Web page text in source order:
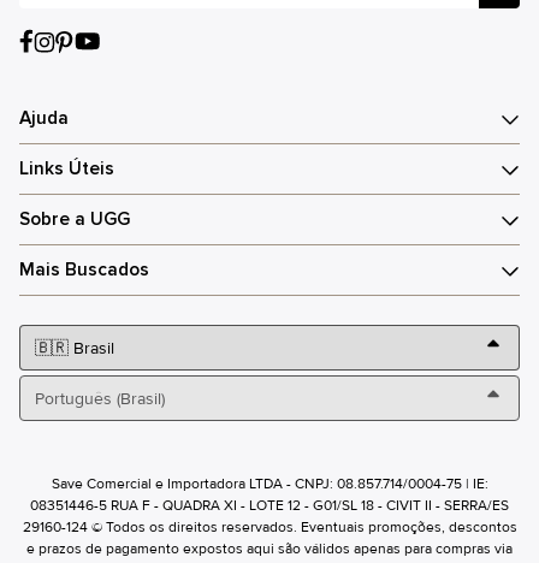
Ajuda
Links Úteis
Sobre a UGG
Mais Buscados
Save Comercial e Importadora LTDA - CNPJ: 08.857.714/0004-75 | IE:
08351446-5 RUA F - QUADRA XI - LOTE 12 - G01/SL 18 - CIVIT II - SERRA/ES
29160-124 © Todos os direitos reservados. Eventuais promoções, descontos
e prazos de pagamento expostos aqui são válidos apenas para compras via